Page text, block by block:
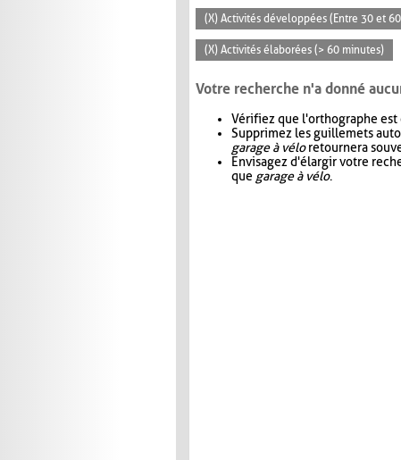
(X) Activités développées (Entre 30 et
(X) Activités élaborées (> 60 minutes)
Votre recherche n'a donné
Vérifiez que l'orthographe est
Supprimez les guillemets
garage à véloretournera
Envisagez d'élargir votre
que garage à vélo.